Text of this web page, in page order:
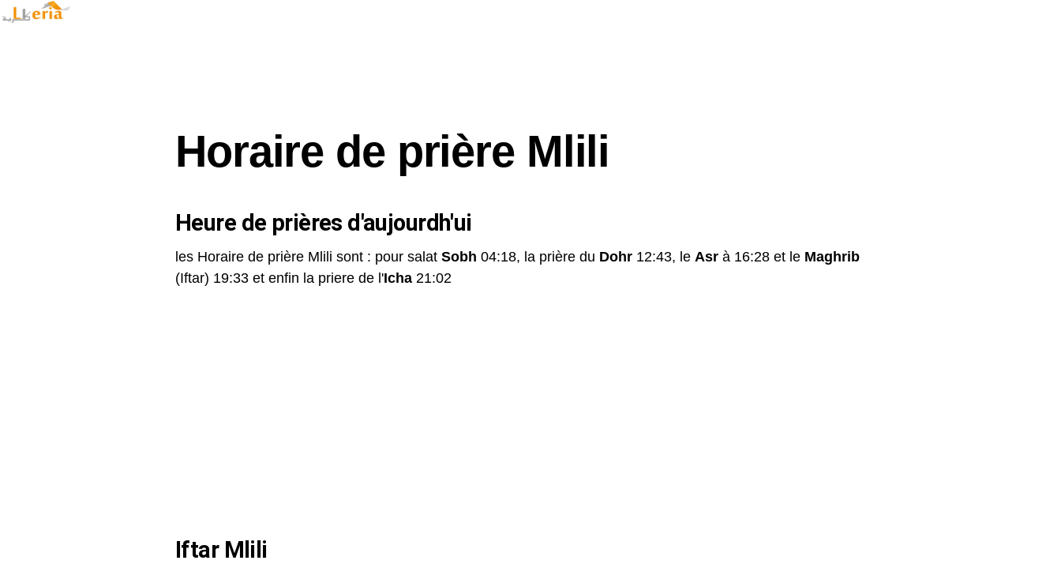
Horaire de prière Mlili
Heure de prières d'aujourdh'ui
les Horaire de prière Mlili sont : pour salat Sobh 04:18, la prière du Dohr 12:43, le Asr à 16:28 et le Maghrib
(Iftar) 19:33 et enfin la priere de l'Icha 21:02
Iftar Mlili